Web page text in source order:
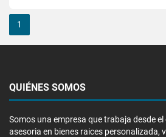
1
QUIÉNES SOMOS
Somos una empresa que trabaja desde
asesoria en bienes raices personalizada,